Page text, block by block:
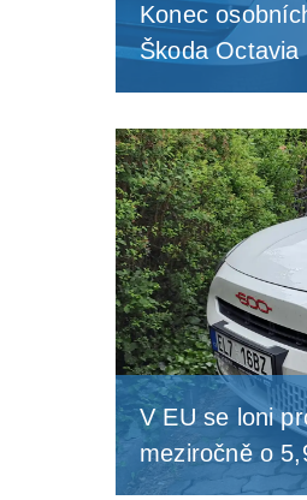
Konec
Škoda Octavia
V EU se loni
meziročně o